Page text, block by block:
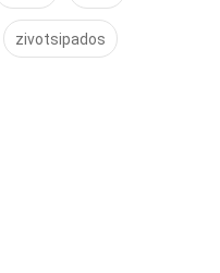
zivotsipados